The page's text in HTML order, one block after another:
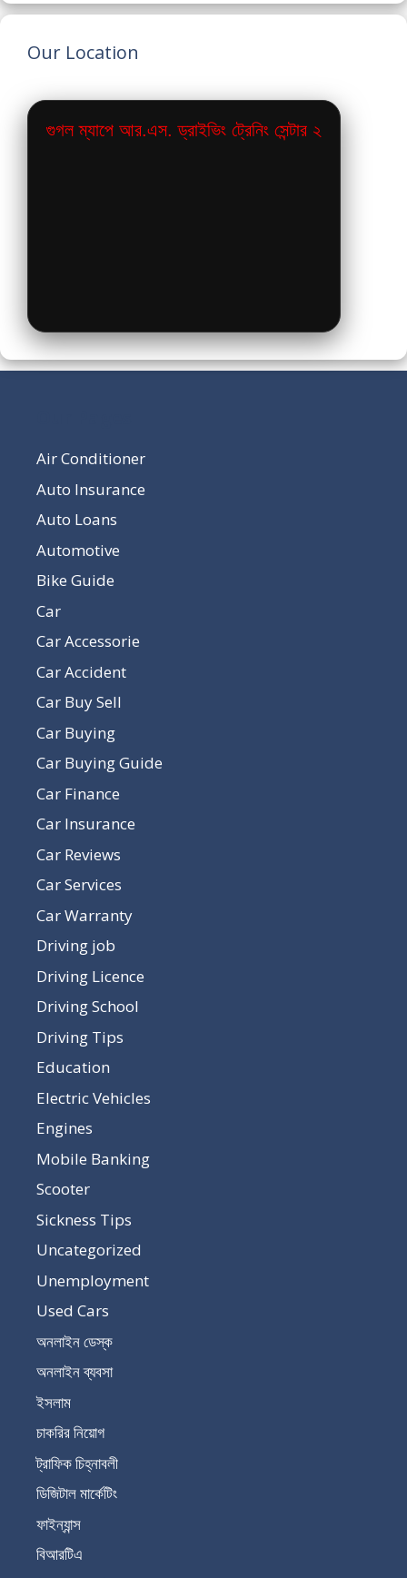
Our Location
গুগল ম্যাপে আর.এস. ড্রাইভিং ট্রেনিং সেন্টার ২
Air Conditioner
Auto Insurance
Auto Loans
Automotive
Bike Guide
Car
Car Accessorie
Car Accident
Car Buy Sell
Car Buying
Car Buying Guide
Car Finance
Car Insurance
Car Reviews
Car Services
Car Warranty
Driving job
Driving Licence
Driving School
Driving Tips
Education
Electric Vehicles
Engines
Mobile Banking
Scooter
Sickness Tips
Uncategorized
Unemployment
Used Cars
অনলাইন ডেস্ক
অনলাইন ব্যবসা
ইসলাম
চাকরির নিয়োগ
ট্রাফিক চিহ্নাবলী
ডিজিটাল মার্কেটিং
ফাইন্যান্স
বিআরটিএ